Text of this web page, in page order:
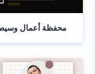
محفظة أعمال